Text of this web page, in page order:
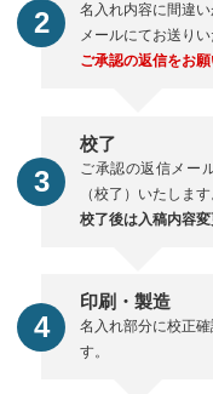
名入れ内容に間違
メールにてお送りい
ご承認の返信をお願
校了
ご承認の返信メー
（校了）いたします
校了後は入稿内容変
印刷・製造
名入れ部分に校正
す。